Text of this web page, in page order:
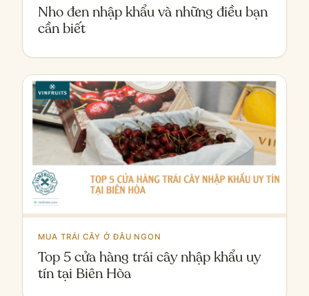
Nho đen nhập khẩu và những điều bạn
cần biết
MUA TRÁI CÂY Ở ĐÂU NGON
Top 5 cửa hàng trái cây nhập khẩu uy
tín tại Biên Hòa